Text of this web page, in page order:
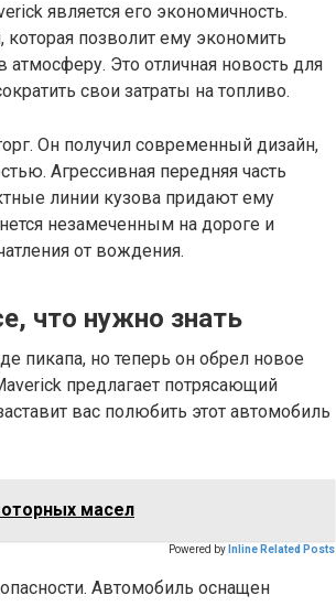
является его экономичность.
позволит ему экономить
Это отличная новость для
свои затраты на топливо.
Он получил современный дизайн,
Агрессивная передняя часть
линии кузова придают ему
незамеченным на дороге и
от вождения.
что нужно знать
пикапа, но теперь он обрел новое
предлагает потрясающий
вас полюбить этот автомобиль
масел
Powered by Inline Related Posts
Автомобиль оснащен